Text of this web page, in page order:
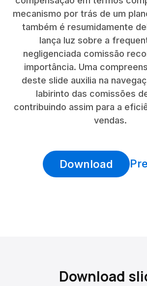
mecanismo por trás de um
também é resumidamente
lança luz sobre a
negligenciada comissão
importância. Uma
deste slide auxilia na
labirinto das comissões
contribuindo assim para a
vendas.
Download
Download